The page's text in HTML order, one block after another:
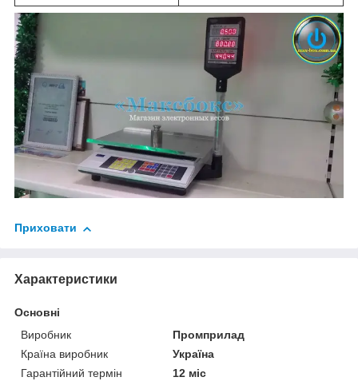
Приховати
Характеристики
Основні
Виробник
Промприлад
Країна виробник
Україна
Гарантійний термін
12 міс